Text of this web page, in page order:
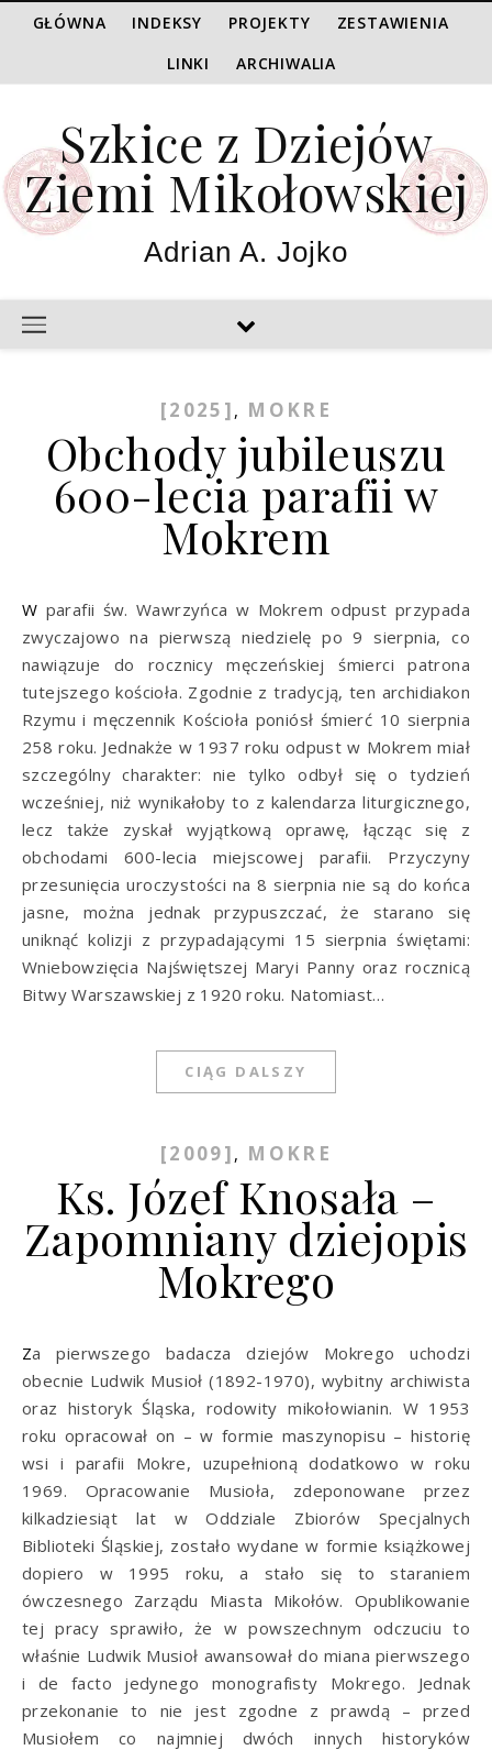
GŁÓWNA INDEKSY PROJEKTY
ZESTAWIENIA
LINKI
ARCHIWALIA
Szkice z Dziejów
Ziemi Mikołowskiej
Adrian A. Jojko
[2025] , MOKRE
Obchody jubileuszu
600-lecia parafii w
Mokrem
W parafii św. Wawrzyńca w Mokrem odpust przypada
zwyczajowo na pierwszą niedzielę po 9 sierpnia, co
nawiązuje do rocznicy męczeńskiej śmierci patrona
tutejszego kościoła. Zgodnie z tradycją, ten archidiakon
Rzymu i męczennik Kościoła poniósł śmierć 10 sierpnia
258 roku. Jednakże w 1937 roku odpust w Mokrem miał
szczególny charakter: nie tylko odbył się o tydzień
wcześniej, niż wynikałoby to z kalendarza liturgicznego,
lecz także zyskał wyjątkową oprawę, łącząc się z
obchodami 600-lecia miejscowej parafii. Przyczyny
przesunięcia uroczystości na 8 sierpnia nie są do końca
jasne, można jednak przypuszczać, że starano się
uniknąć kolizji z przypadającymi 15 sierpnia świętami:
Wniebowzięcia Najświętszej Maryi Panny oraz rocznicą
Bitwy Warszawskiej z 1920 roku. Natomiast…
CIĄG DALSZY
[2009] , MOKRE
Ks. Józef Knosała –
Zapomniany dziejopis
Mokrego
Za pierwszego badacza dziejów Mokrego uchodzi
obecnie Ludwik Musioł (1892-1970), wybitny archiwista
oraz historyk Śląska, rodowi­ty mikołowianin. W 1953
roku opracował on – w formie maszynopisu – historię
wsi i parafii Mokre, uzupełnioną dodatkowo w roku
1969. Opracowanie Musioła, zdeponowane przez
kilkadziesiąt lat w Od­dziale Zbiorów Specjalnych
Biblioteki Śląskiej, zostało wydane w formie książkowej
dopiero w 1995 roku, a stało się to staraniem
ówczesnego Zarządu Miasta Mikołów. Opublikowanie
tej pracy sprawiło, że w powszechnym odczuciu to
właśnie Ludwik Musioł awansował do miana pierwszego
i de facto jedynego monografisty Mokrego. Jednak
przekonanie to nie jest zgodne z prawdą – przed
Musiołem co najmniej dwóch innych historyków